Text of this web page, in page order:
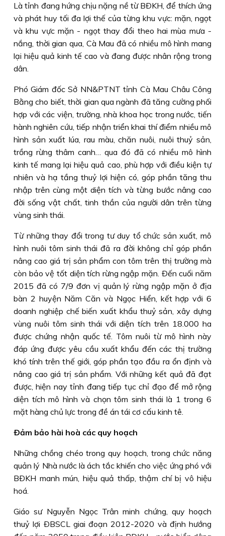
Là tỉnh đang hứng chịu nặng nề từ BÐKH, để thích ứng
và phát huy tối đa lợi thế của từng khu vực: mặn, ngọt
và khu vực mặn - ngọt thay đổi theo hai mùa mưa -
nắng, thời gian qua, Cà Mau đã có nhiều mô hình mang
lại hiệu quả kinh tế cao và đang được nhân rộng trong
dân.
Phó Giám đốc Sở NN&PTNT tỉnh Cà Mau Châu Công
Bằng cho biết, thời gian qua ngành đã tăng cường phối
hợp với các viện, trường, nhà khoa học trong nước, tiến
hành nghiên cứu, tiếp nhận triển khai thí điểm nhiều mô
hình sản xuất lúa, rau màu, chăn nuôi, nuôi thuỷ sản,
trồng rừng thâm canh… qua đó đã có nhiều mô hình
kinh tế mang lại hiệu quả cao, phù hợp với điều kiện tự
nhiên và hạ tầng thuỷ lợi hiện có, góp phần tăng thu
nhập trên cùng một diện tích và từng bước nâng cao
đời sống vật chất, tinh thần của người dân trên từng
vùng sinh thái.
Từ những thay đổi trong tư duy tổ chức sản xuất, mô
hình nuôi tôm sinh thái đã ra đời không chỉ góp phần
nâng cao giá trị sản phẩm con tôm trên thị trường mà
còn bảo vệ tốt diện tích rừng ngập mặn. Ðến cuối năm
2015 đã có 7/9 đơn vị quản lý rừng ngập mặn ở địa
bàn 2 huyện Năm Căn và Ngọc Hiển, kết hợp với 6
doanh nghiệp chế biến xuất khẩu thuỷ sản, xây dựng
vùng nuôi tôm sinh thái với diện tích trên 18.000 ha
được chứng nhận quốc tế. Tôm nuôi từ mô hình này
đáp ứng được yêu cầu xuất khẩu đến các thị trường
khó tính trên thế giới, góp phần tạo đầu ra ổn định và
nâng cao giá trị sản phẩm. Với những kết quả đã đạt
được, hiện nay tỉnh đang tiếp tục chỉ đạo để mở rộng
diện tích mô hình và chọn tôm sinh thái là 1 trong 6
mặt hàng chủ lực trong đề án tái cơ cấu kinh tê.
Ðảm bảo hài hoà các quy hoạch
Những chồng chéo trong quy hoạch, trong chức năng
quản lý Nhà nước là ách tắc khiến cho việc ứng phó với
BÐKH manh mún, hiệu quả thấp, thậm chí bị vô hiệu
hoá.
Giáo sư Nguyễn Ngọc Trân minh chứng, quy hoạch
thuỷ lợi ÐBSCL giai đoạn 2012-2020 và định hướng